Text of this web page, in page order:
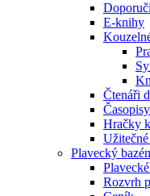
E-knihy
Čtenáři
Hračky
Plavecký
Rozvrh